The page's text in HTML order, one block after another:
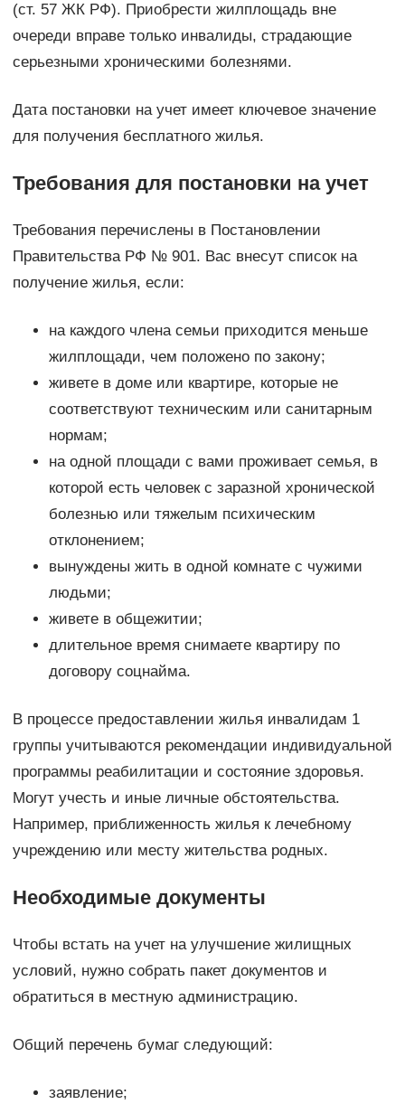
(ст. 57 ЖК РФ). Приобрести жилплощадь вне
очереди вправе только инвалиды, страдающие
серьезными хроническими болезнями.
Дата постановки на учет имеет ключевое значение
для получения бесплатного жилья.
Требования для постановки на учет
Требования перечислены в Постановлении
Правительства РФ № 901. Вас внесут список на
получение жилья, если:
на каждого члена семьи приходится меньше
жилплощади, чем положено по закону;
живете в доме или квартире, которые не
соответствуют техническим или санитарным
нормам;
на одной площади с вами проживает семья, в
которой есть человек с заразной хронической
болезнью или тяжелым психическим
отклонением;
вынуждены жить в одной комнате с чужими
людьми;
живете в общежитии;
длительное время снимаете квартиру по
договору соцнайма.
В процессе предоставлении жилья инвалидам 1
группы учитываются рекомендации индивидуальной
программы реабилитации и состояние здоровья.
Могут учесть и иные личные обстоятельства.
Например, приближенность жилья к лечебному
учреждению или месту жительства родных.
Необходимые документы
Чтобы встать на учет на улучшение жилищных
условий, нужно собрать пакет документов и
обратиться в местную администрацию.
Общий перечень бумаг следующий:
заявление;